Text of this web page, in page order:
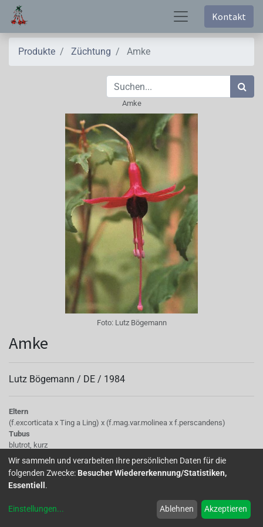
Kontakt
Produkte Züchtung Amke
Amke
Foto: Lutz Bögemann
Amke
Lutz Bögemann / DE / 1984
Eltern
(f.excorticata x Ting a Ling) x (f.mag.var.molinea x f.perscandens)
Tubus
blutrot, kurz
Sepalen
klein blutrot
Korolle/Petalen
dunkelviolettrot
einfach, kleinblütig, reichblühend
Wir sammeln und verarbeiten Ihre persönlichen Daten für die
folgenden Zwecke: Besucher Wiedererkennung/Statistiken,
Essentiell .
Einstellungen... Ablehnen Akzeptieren